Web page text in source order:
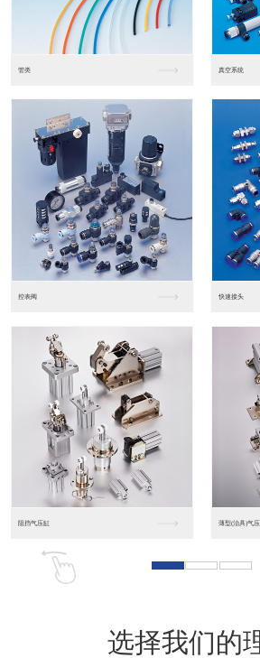
进口松下PLC2 进口松下PLC
东莞松下PLC 松下人机界面
松下人机界面DP10... 数字光钎传感
选择我们的